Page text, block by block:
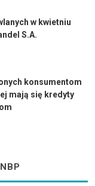
w kwietniu
S.A.
konsumentom
mają się kredyty